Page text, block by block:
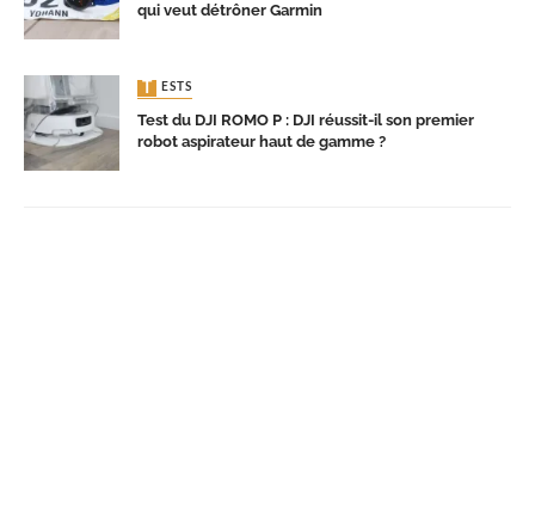
qui veut détrôner Garmin
TESTS
Test du DJI ROMO P : DJI réussit-il son premier
robot aspirateur haut de gamme ?